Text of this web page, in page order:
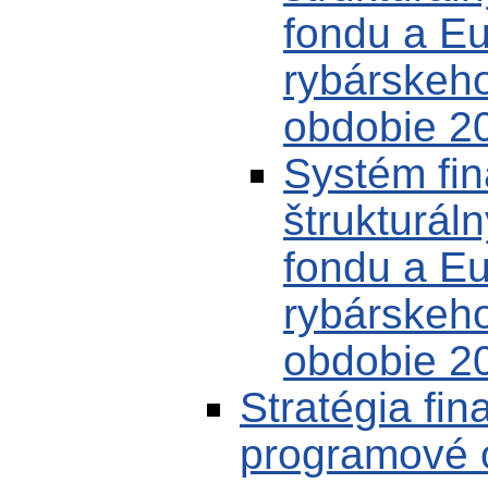
fondu a
obdobie
Systém
fondu a
obdobie
Stratégia
programové